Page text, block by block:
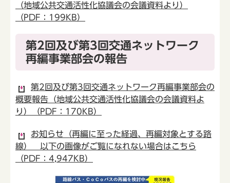
（地域公共交通活性化協議会の会議資料より）
（PDF：199KB）
第2回及び第3回交通ネットワーク
再編事業部会の報告
第2回及び第3回交通ネットワーク再編事業部会の
概要報告（地域公共交通活性化協議会の会議資料よ
り）（PDF：170KB）
お知らせ（再編に至った経過、再編対象とする路
線） 以下の画像がご覧になれない場合はこちら
（PDF：4,947KB）